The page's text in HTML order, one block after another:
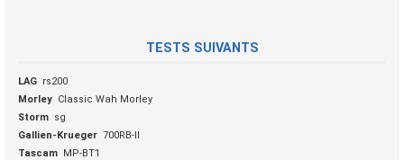
TESTS SUIVANTS
LAG rs200
Morley Classic Wah Morley
Storm sg
Gallien-Krueger 700RB-II
Tascam MP-BT1